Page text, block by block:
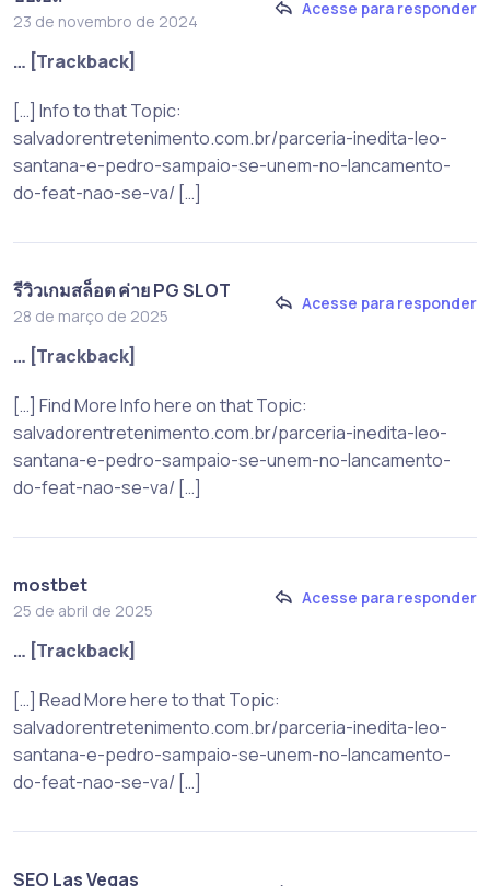
23 de novembro de 2024
Acesse para responder
… [Trackback]
[…] Info to that Topic:
salvadorentretenimento.com.br/parceria-inedita-leo-
santana-e-pedro-sampaio-se-unem-no-lancamento-
do-feat-nao-se-va/ […]
รีวิวเกมสล็อต ค่าย PG SLOT
28 de março de 2025
Acesse para responder
… [Trackback]
[…] Find More Info here on that Topic:
salvadorentretenimento.com.br/parceria-inedita-leo-
santana-e-pedro-sampaio-se-unem-no-lancamento-
do-feat-nao-se-va/ […]
mostbet
25 de abril de 2025
Acesse para responder
… [Trackback]
[…] Read More here to that Topic:
salvadorentretenimento.com.br/parceria-inedita-leo-
santana-e-pedro-sampaio-se-unem-no-lancamento-
do-feat-nao-se-va/ […]
SEO Las Vegas